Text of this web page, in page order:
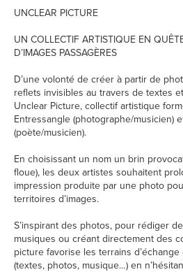
UNCLEAR PICTURE
UN COLLECTIF ARTISTIQUE EN
D’IMAGES PASSAGÈRES
D’une volonté de créer à partir de
reflets invisibles au travers de textes
Unclear Picture, collectif artistique
Entressangle (photographe/musicien)
(poète/musicien).
En choisissant un nom un brin
floue), les deux artistes souhaitent
impression produite par une photo
territoires d’images.
S’inspirant des photos, pour rédiger
musiques ou créant directement des
picture favorise les terrains
(textes, photos, musique…) en